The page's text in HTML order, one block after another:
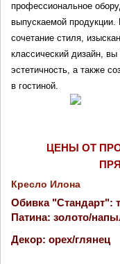
профессиональное
выпускаемой продукции.
сочетание стиля,
классический дизайн,
эстетичность, а также
в гостиной.
ЦЕНЫ ОТ
Кресло Илона
Обивка "Стандарт":
Патина: золото/
Декор: орех/глянец